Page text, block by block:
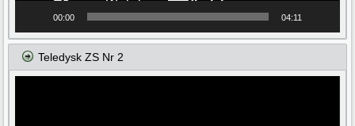
00:00 04:11
Teledysk ZS Nr 2